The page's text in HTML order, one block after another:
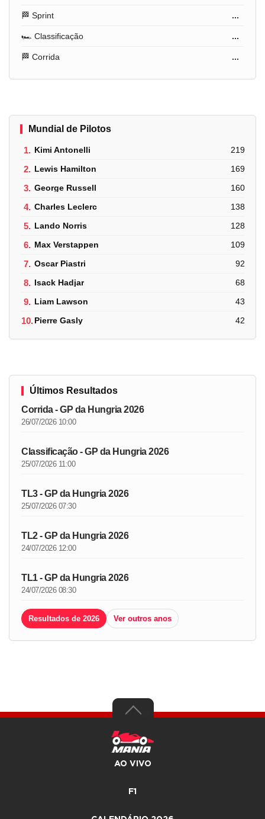
🏁 Sprint ...
🏎️ Classificação ...
🏁 Corrida ...
Mundial de Pilotos
1. Kimi Antonelli 219
2. Lewis Hamilton 169
3. George Russell 160
4. Charles Leclerc 138
5. Lando Norris 128
6. Max Verstappen 109
7. Oscar Piastri 92
8. Isack Hadjar 68
9. Liam Lawson 43
10.Pierre Gasly 42
Últimos Resultados
Corrida - GP da Hungria 2026
26/07/2026 10:00
Classificação - GP da Hungria 2026
25/07/2026 11:00
TL3 - GP da Hungria 2026
25/07/2026 07:30
TL2 - GP da Hungria 2026
24/07/2026 12:00
TL1 - GP da Hungria 2026
24/07/2026 08:30
Resultados de 2026 Ver outros anos
AO VIVO
F1